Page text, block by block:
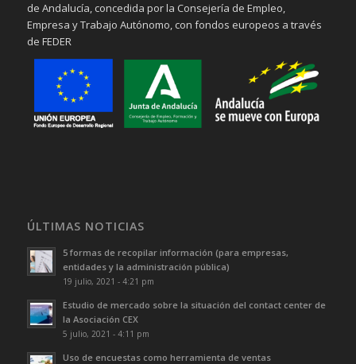
de Andalucía, concedida por la Consejería de Empleo,
Empresa y Trabajo Autónomo, con fondos europeos a través
de FEDER
ÚLTIMAS NOTICIAS
5 formas de recopilar información (para empresas,
entidades y la administración pública)
19 julio, 2021 - 4:21 pm
Estudio de mercado sobre la situación del contact center de
la Asociación CEX
5 julio, 2021 - 4:11 pm
Uso de encuestas como herramienta de ventas